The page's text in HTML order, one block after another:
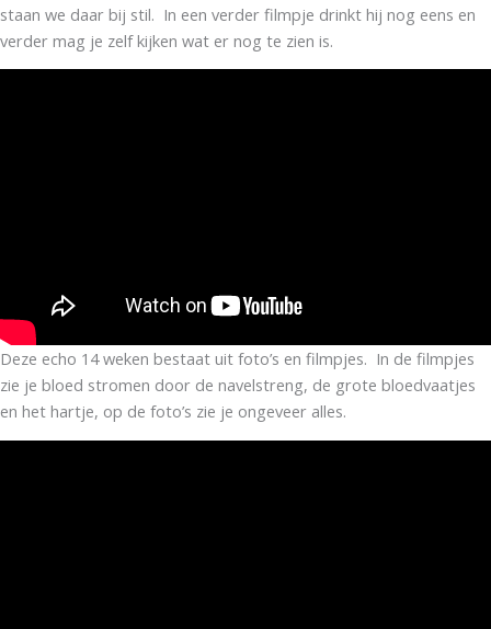
staan we daar bij stil. In een verder filmpje drinkt hij nog eens en
verder mag je zelf kijken wat er nog te zien is.
Deze echo 14 weken bestaat uit foto’s en filmpjes. In de filmpjes
zie je bloed stromen door de navelstreng, de grote bloedvaatjes
en het hartje, op de foto’s zie je ongeveer alles.